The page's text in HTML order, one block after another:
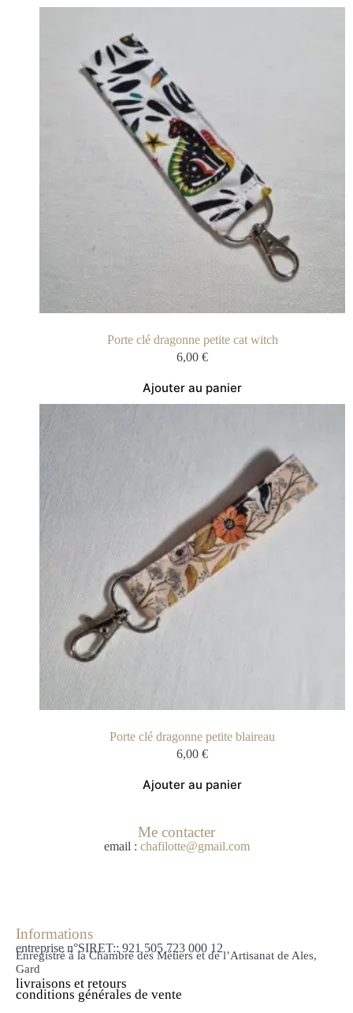
Porte clé dragonne petite cat witch
6,00 €
Ajouter au panier
Porte clé dragonne petite blaireau
6,00 €
Ajouter au panier
Me contacter
email : chafilotte@gmail.com
Informations
entreprise n°SIRET:: 921 505 723 000 12
Enregistré à la Chambre des Métiers et de l’Artisanat de Ales,
Gard
livraisons et retours
conditions générales de vente